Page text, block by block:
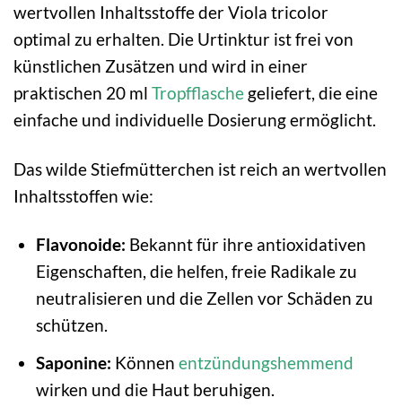
wertvollen Inhaltsstoffe der Viola tricolor
optimal zu erhalten. Die Urtinktur ist frei von
künstlichen Zusätzen und wird in einer
praktischen 20 ml Tropfflasche geliefert, die eine
einfache und individuelle Dosierung ermöglicht.
Das wilde Stiefmütterchen ist reich an wertvollen
Inhaltsstoffen wie:
Flavonoide: Bekannt für ihre antioxidativen
Eigenschaften, die helfen, freie Radikale zu
neutralisieren und die Zellen vor Schäden zu
schützen.
Saponine: Können entzündungshemmend
wirken und die Haut beruhigen.